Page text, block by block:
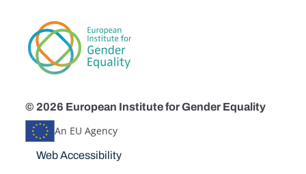
© 2026 European Institute for Gender Equality
An EU Agency
Disclaimers
Web Accessibility